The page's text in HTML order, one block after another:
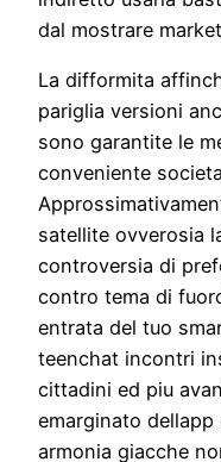
dal mostrare
La difformita
pariglia versioni
sono garantite le
conveniente
satellite ovverosia
controversia di
contro tema di
entrata del tuo
teenchat incontri
cittadini ed piu
emarginato
armonia giacche